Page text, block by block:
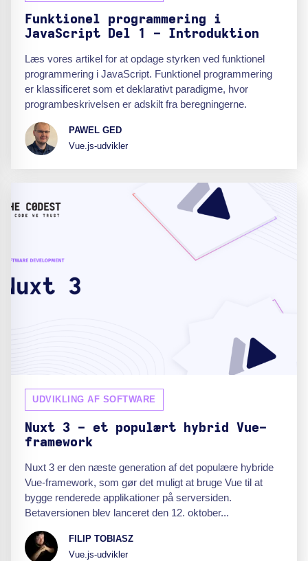
Funktionel programmering i
JavaScript Del 1 - Introduktion
Læs vores artikel for at opdage styrken ved funktionel
programmering i JavaScript. Funktionel programmering
er klassificeret som et deklarativt paradigme, hvor
programbeskrivelsen er adskilt fra beregningerne.
PAWEL GED
Vue.js-udvikler
UDVIKLING AF SOFTWARE
Nuxt 3 - et populært hybrid Vue-
framework
Nuxt 3 er den næste generation af det populære hybride
Vue-framework, som gør det muligt at bruge Vue til at
bygge renderede applikationer på serversiden.
Betaversionen blev lanceret den 12. oktober...
FILIP TOBIASZ
Vue.js-udvikler